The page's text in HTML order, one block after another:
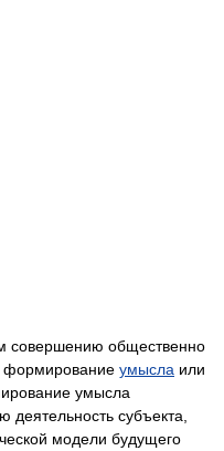
совершению общественно
формирование умысла или
умысла
деятельность субъекта,
модели будущего